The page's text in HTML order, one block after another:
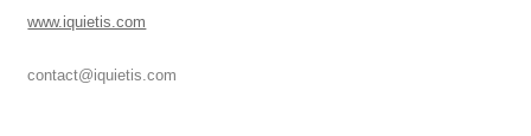
www.iquietis.com
contact@iquietis.com